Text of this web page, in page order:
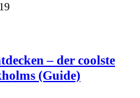
– der coolste
(Guide)